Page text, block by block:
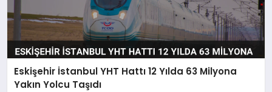
Eskişehir İstanbul YHT Hattı 12 Yılda 63 Milyona
Yakın Yolcu Taşıdı